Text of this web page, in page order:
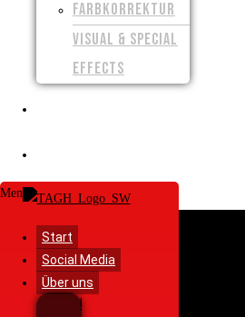
FARBKORREKTUR
VISUAL & SPECIAL
EFFECTS
Menü
Start
Social Media
Über uns
Unsere